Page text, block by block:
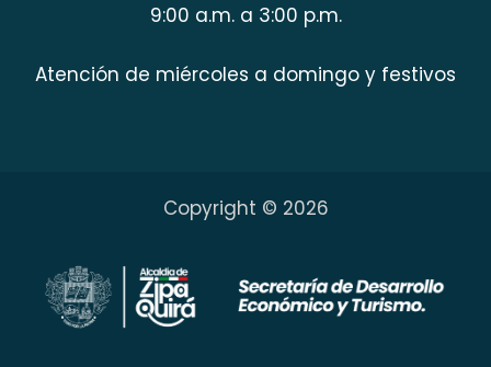
9:00 a.m. a 3:00 p.m.
Atención de miércoles a domingo y festivos
Copyright © 2026